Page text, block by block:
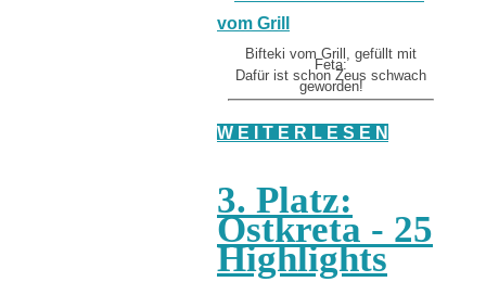
Bifteki vom Grill, gefüllt mit
Feta:
Dafür ist schon Zeus schwach
geworden!
W E I T E R L E S E N
3. Platz:
Ostkreta - 25
Highlights